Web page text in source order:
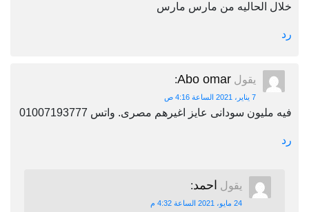
خلال الحاليه من مارس مارس
رد
يقول Abo omar
:
7 يناير، 2021 الساعة 4:16 ص
فيه مليون سودانى عايز اغيرهم مصرى. واتس 01007193777
رد
يقول احمد:
24 مايو، 2021 الساعة 4:32 م